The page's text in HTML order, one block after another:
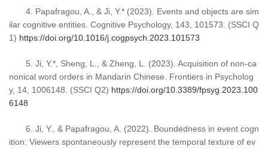
4. Papafragou, A., & Ji, Y.* (2023). Events and objects are sim
ilar cognitive entities. Cognitive Psychology, 143, 101573. (SSCI Q
1) https://doi.org/10.1016/j.cogpsych.2023.101573
5. Ji, Y.*, Sheng, L., & Zheng, L. (2023). Acquisition of non-ca
nonical word orders in Mandarin Chinese. Frontiers in Psycholog
y, 14, 1006148. (SSCI Q2) https://doi.org/10.3389/fpsyg.2023.100
6148
6. Ji, Y., & Papafragou, A. (2022). Boundedness in event cogn
ition: Viewers spontaneously represent the temporal texture of ev